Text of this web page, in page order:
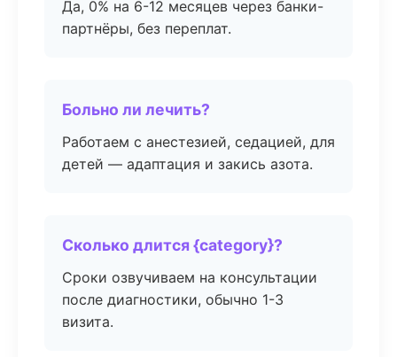
Да, 0% на 6-12 месяцев через банки-
партнёры, без переплат.
Больно ли лечить?
Работаем с анестезией, седацией, для
детей — адаптация и закись азота.
Сколько длится {category}?
Сроки озвучиваем на консультации
после диагностики, обычно 1-3
визита.